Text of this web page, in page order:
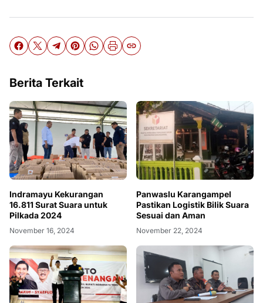
Berita Terkait
Indramayu Kekurangan
16.811 Surat Suara untuk
Pilkada 2024
November 16, 2024
Panwaslu Karangampel
Pastikan Logistik Bilik Suara
Sesuai dan Aman
November 22, 2024